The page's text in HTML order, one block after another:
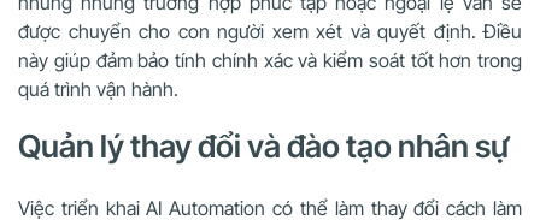
được chuyển cho con người xem xét và quyết định. Điều
này giúp đảm bảo tính chính xác và kiểm soát tốt hơn trong
quá trình vận hành.
Quản lý thay đổi và đào tạo nhân sự
Việc triển khai AI Automation có thể làm thay đổi cách làm